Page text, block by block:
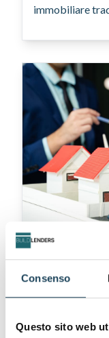
Consenso
Questo sito web
immobiliare
investimento
Mercato